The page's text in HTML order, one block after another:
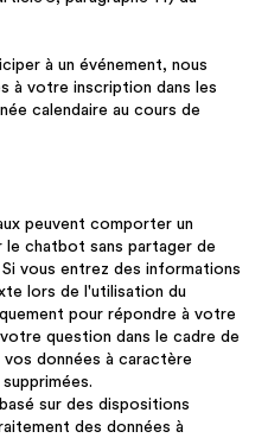
à un événement, nous
à votre inscription dans les
calendaire au cours de
peuvent comporter un
chatbot sans partager de
vous entrez des informations
lors de l'utilisation du
pour répondre à votre
question dans le cadre de
données à caractère
sur des dispositions
des données à